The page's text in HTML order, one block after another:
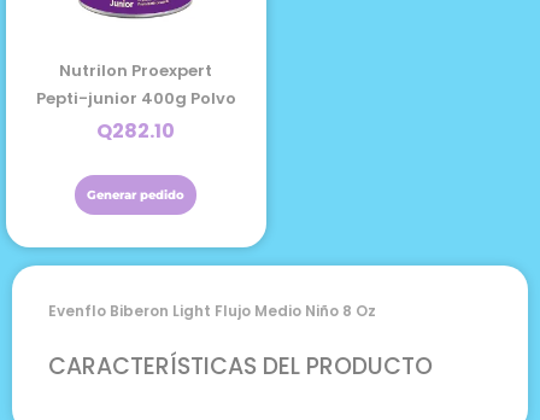
Evenflo Biberon Light Flujo Medio Niño 8 Oz
CARACTERÍSTICAS DEL PRODUCTO
Nutrilon Proexpert
Pepti-junior 400g Polvo
Q282.10
Generar pedido